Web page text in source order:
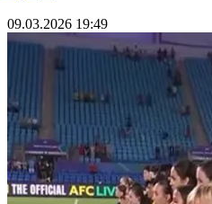
09.03.2026 19:49